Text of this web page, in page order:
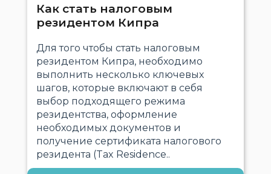
Как стать налоговым
резидентом Кипра
Для того чтобы стать налоговым
резидентом Кипра, необходимо
выполнить несколько ключевых
шагов, которые включают в себя
выбор подходящего режима
резидентства, оформление
необходимых документов и
получение сертификата налогового
резидента (Tax Residence..